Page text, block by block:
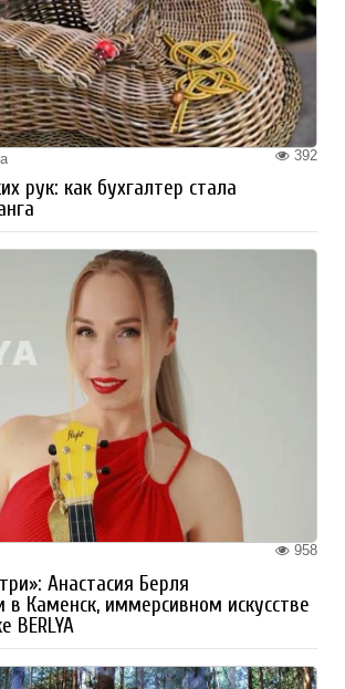
392
рук: как бухгалтер стала
958
Анастасия Берля
в Каменск, иммерсивном искусстве
BERLYA